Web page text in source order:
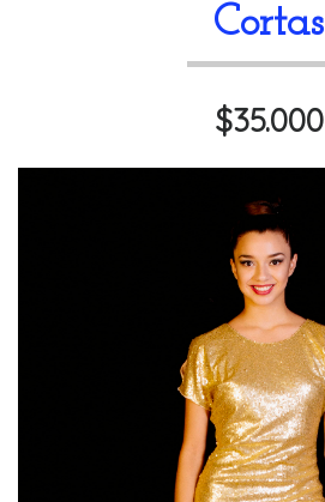
Cortas
$35.000